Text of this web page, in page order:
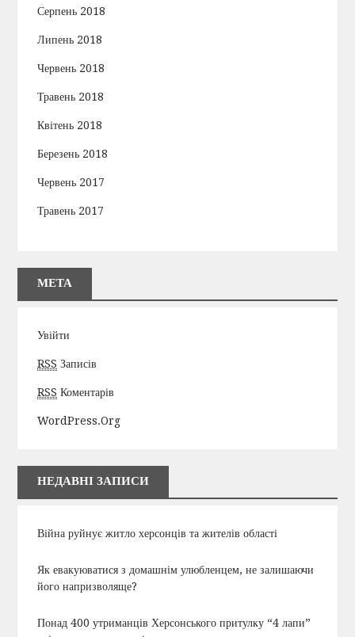
Серпень 2018
Липень 2018
Червень 2018
Травень 2018
Квітень 2018
Березень 2018
Червень 2017
Травень 2017
МЕТА
Увійти
RSS Записів
RSS Коментарів
WordPress.org
НЕДАВНІ ЗАПИСИ
Війна руйнує житло херсонців та жителів області
Як евакуюватися з домашнім улюбленцем, не залишаючи
його напризволяще?
Понад 400 утриманців Херсонського притулку “4 лапи”